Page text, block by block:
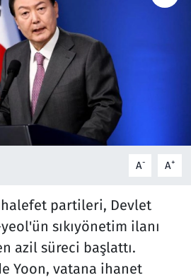
A- A+
partileri, Devlet
sıkıyönetim ilanı
azil süreci başlattı.
Yoon, vatana ihanet